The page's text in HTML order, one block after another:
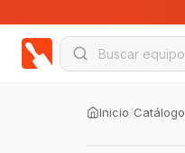
Inicio/Catálogo